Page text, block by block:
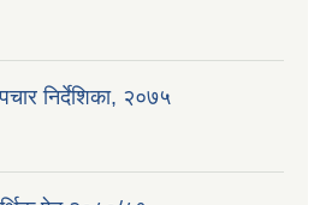
निर्देशिका, २०७५